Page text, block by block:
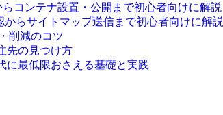
コンテナ設置・公開まで初心者向けに解説
からサイトマップ送信まで初心者向けに解説
削減のコツ
先の見つけ方
に最低限おさえる基礎と実践